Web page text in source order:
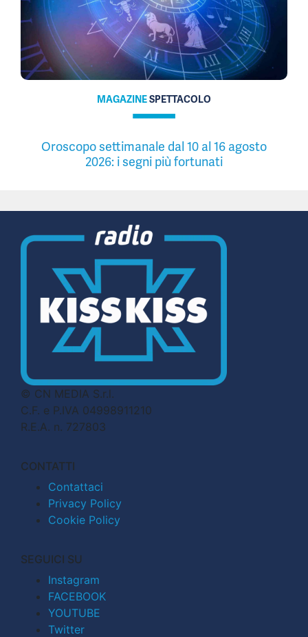
MAGAZINESPETTACOLO
Oroscopo settimanale dal 10 al 16 agosto
2026: i segni più fortunati
© CN MEDIA S.r.l.
C.F. e P.IVA 04998911210
R.E.A. n. 727803
CONTATTI
Contattaci
Privacy Policy
Cookie Policy
SEGUICI SU
Instagram
FACEBOOK
YOUTUBE
Twitter